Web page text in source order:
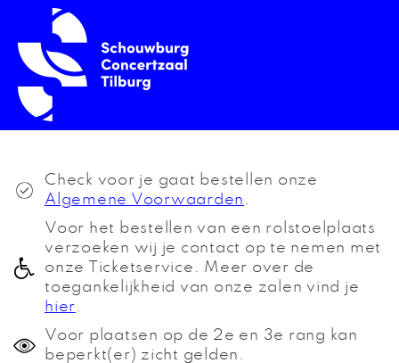
Check voor je gaat bestellen onze
Algemene Voorwaarden
Voor het bestellen van een rolstoelplaats
verzoeken wij je contact op te nemen met
onze Ticketservice. Meer over de
toegankelijkheid van onze zalen vind je
hier
Voor plaatsen op de 2e en 3e rang kan
beperkt(er) zicht gelden.